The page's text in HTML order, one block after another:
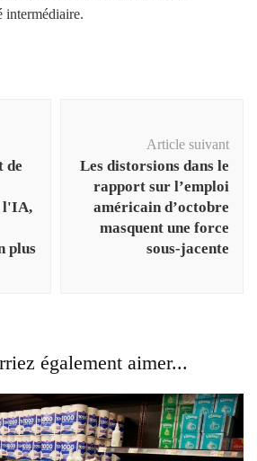
intermédiaire.
de
l'IA,
plus
Article suivant
Les distorsions dans le
rapport sur l’emploi
américain d’octobre
masquent une force
sous-jacente
également aimer...